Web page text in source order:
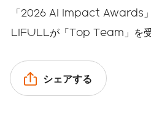
「2026 AI Impact Awards」
LIFULLが「Top Team」を
シェアする